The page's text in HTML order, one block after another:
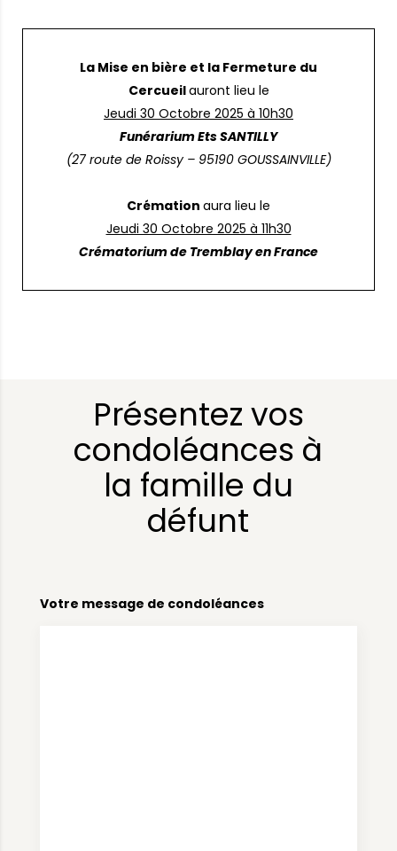
La Mise en bière et la Fermeture du
Cercueilauront lieu le
Jeudi 30 Octobre 2025 à 10h30
Funérarium Ets SANTILLY
(27 route de Roissy – 95190 GOUSSAINVILLE)
Crémation aura lieu le
Jeudi 30 Octobre 2025 à 11h30
Crématorium de Tremblay en France
Présentez vos
condoléances à
la famille du
défunt
Votre message de condoléances